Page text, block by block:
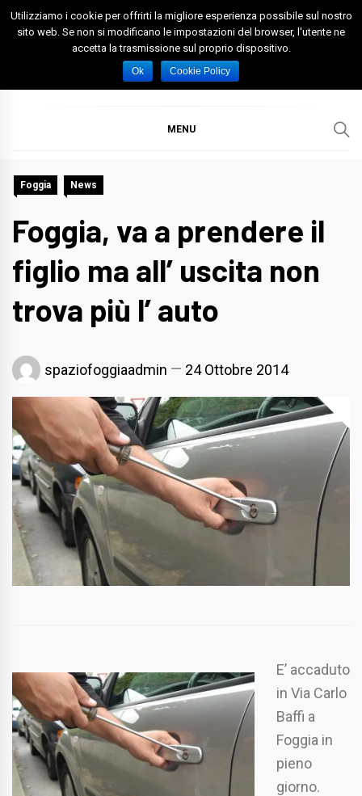
Skip
Spazio Foggia
Foggia News Calcio Eventi e Attività nella Capitanata
MENU
Foggia News
Foggia, va a prendere il
figlio ma all’ uscita non
trova più l’ auto
spaziofoggiaadmin 24 Ottobre 2014
E’ accaduto
in Via Carlo
Baffi a
Foggia in
pieno
giorno.
Utilizziamo i cookie per offrirti la migliore esperienza possibile sul nostro
sito web. Se non si modificano le impostazioni del browser, l'utente ne
accetta la trasmissione sul proprio dispositivo.
Ok Cookie Policy